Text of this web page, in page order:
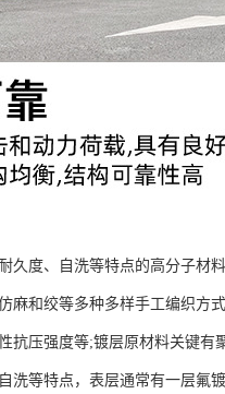
久度、自洗等特点的高分子材
麻和绞等多种多样手工编织方
抗压强度等;镀层原材料关键
洗等特点，表层通常有一层氟